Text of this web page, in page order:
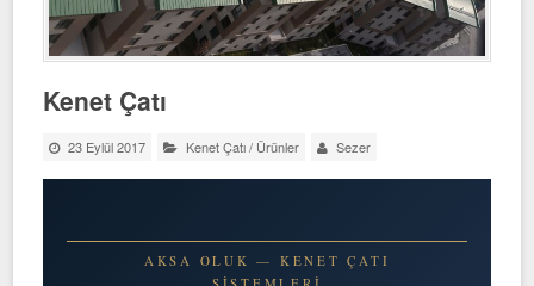
Kenet Çatı
23 Eylül 2017 Kenet Çatı/ Ürünler Sezer
AKSA OLUK — KENET ÇATI